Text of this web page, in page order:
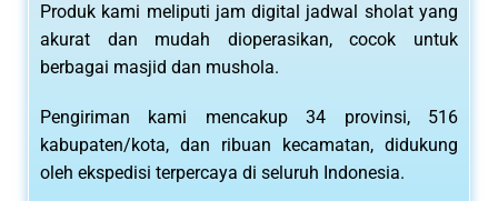
Produk kami meliputi jam digital jadwal sholat yang
akurat dan mudah dioperasikan, cocok untuk
berbagai masjid dan mushola.
Pengiriman kami mencakup 34 provinsi, 516
kabupaten/kota, dan ribuan kecamatan, didukung
oleh ekspedisi terpercaya di seluruh Indonesia.